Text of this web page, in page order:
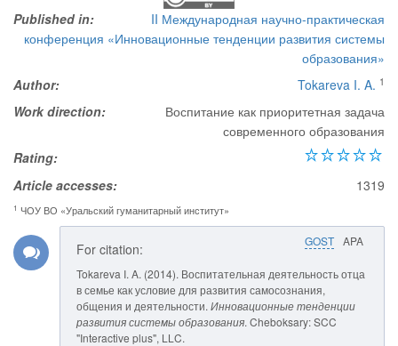
Published in:
II Международная научно-практическая
конференция «Инновационные тенденции развития системы
образования»
Author:
Tokareva I. A. 1
Work direction:
Воспитание как приоритетная задача
современного образования
Rating:
Article accesses:
1319
1 ЧОУ ВО «Уральский гуманитарный институт»
GOST APA
For citation:
Tokareva I. A. (2014). Воспитательная деятельность отца
в семье как условие для развития самосознания,
общения и деятельности. Инновационные тенденции
развития системы образования. Cheboksary: SCC
"Interactive plus", LLC.